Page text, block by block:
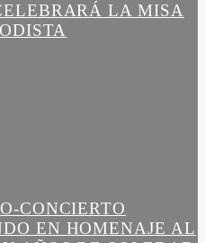
LA MISA
CONCIERTO
EN HOMENAJE AL